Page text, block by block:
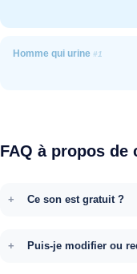
Homme qui urine #1
FAQ à propos de
Ce son est gratuit ?
Puis-je modifier ou